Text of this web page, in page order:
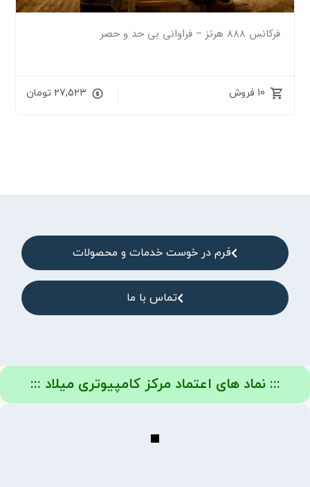
فرکانس 888 هرتز – فراوانی بی حد و حصر
10 فروش 27,523 تومان
فرم در خوست خدمات و محصولات
تماس با ما
::: نماد های اعتماد مرکز کامپیوتری میلاد :::